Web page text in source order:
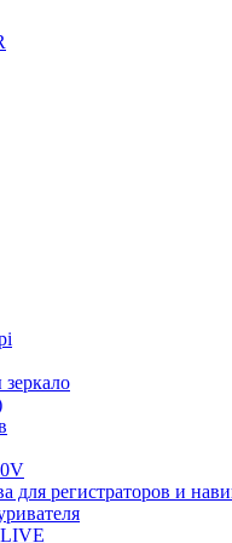
для регистраторов и